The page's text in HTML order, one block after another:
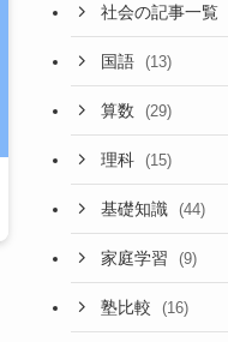
社会の記事一覧
国語 (13)
算数 (29)
理科 (15)
基礎知識 (44)
家庭学習 (9)
塾比較 (16)